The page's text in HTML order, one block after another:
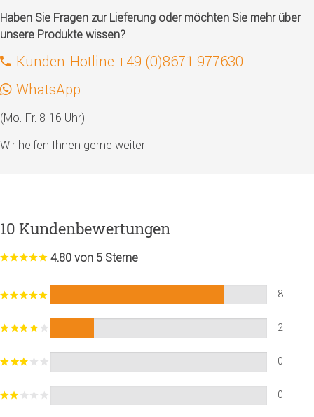
Haben Sie Fragen zur Lieferung oder möchten Sie mehr über
unsere Produkte wissen?
Kunden-Hotline +49 (0)8671 977630
WhatsApp
(Mo.-Fr. 8-16 Uhr)
Wir helfen Ihnen gerne weiter!
10 Kundenbewertungen
4.80 von 5 Sterne
8
2
0
0